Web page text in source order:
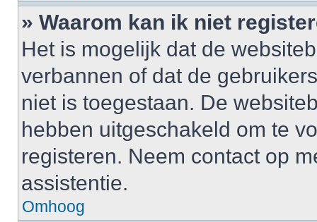
» Waarom kan ik niet
Het is mogelijk dat de
verbannen of dat de
niet is toegestaan. De
hebben uitgeschakeld om te
registeren. Neem contact op
assistentie.
Omhoog